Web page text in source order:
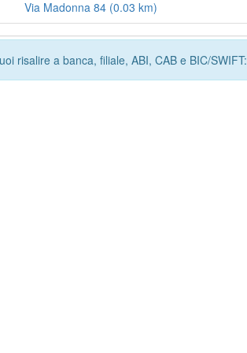
Via Madonna 84 (0.03 km)
risalire a banca, filiale, ABI, CAB e BIC/SWIFT: